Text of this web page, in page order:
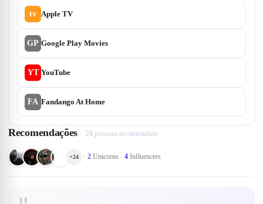
tv Apple TV
GP Google Play Movies
YT YouTube
FA Fandango At Home
Recomendações 28 pessoas recomendam
+24 · 2 Unicorns · 4 Influencers